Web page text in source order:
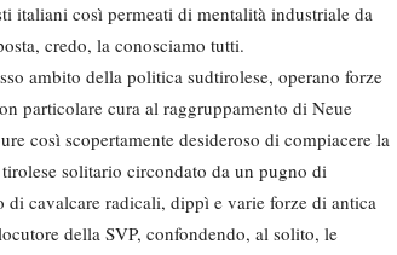
italiani così permeati di mentalità industriale da
credo, la conosciamo tutti.
ambito della politica sudtirolese, operano forze
particolare cura al raggruppamento di Neue
così scopertamente desideroso di compiacere la
solitario circondato da un pugno di
cavalcare radicali, dippì e varie forze di antica
della SVP, confondendo, al solito, le